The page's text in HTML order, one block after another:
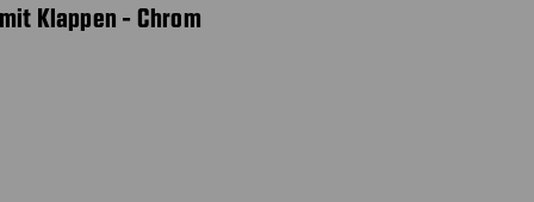
Klappen - Chrom